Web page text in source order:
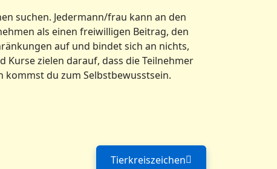
suchen. Jedermann/frau kann an den
als einen freiwilligen Beitrag, den
auf und bindet sich an nichts,
Kurse zielen darauf, dass die Teilnehmer
kommst du zum Selbstbewusstsein.
Nächster Beitrag:
Tierkreiszeichen